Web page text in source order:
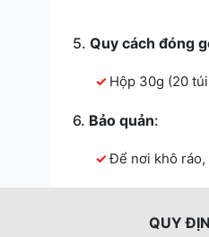
5. Quy cách đóng
Hộp 30g (20
6. Bảo quản:
Để nơi khô ráo,
QUY